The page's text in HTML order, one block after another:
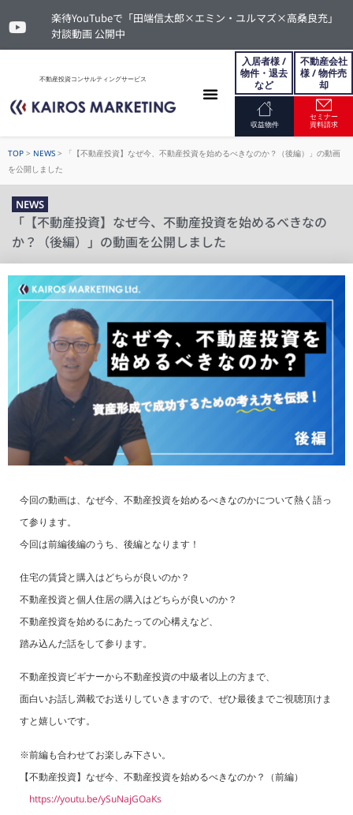
楽待YouTubeで「田端信太郎×エミン・ユルマズ×高桑良充」
対談動画 公開中
不動産投資コンサルティングサービス
入居者様 /
物件・退去
など
不動産会社
様 / 物件売
却
収益物件
セミナー
資料請求
TOP > NEWS >
「【不動産投資】なぜ今、不動産投資を始めるべきなのか？（後編）」の動画
を公開しました
NEWS
「【不動産投資】なぜ今、不動産投資を始めるべきなの
か？（後編）」の動画を公開しました
今回の動画は、なぜ今、不動産投資を始めるべきなのかについて熱く語っ
て参ります。
今回は前編後編のうち、後編となります！
住宅の賃貸と購入はどちらが良いのか？
不動産投資と個人住居の購入はどちらが良いのか？
不動産投資を始めるにあたっての心構えなど、
踏み込んだ話をして参ります。
不動産投資ビギナーから不動産投資の中級者以上の方まで、
面白いお話し満載でお送りしていきますので、ぜひ最後までご視聴頂けま
すと嬉しいです。
※前編も合わせてお楽しみ下さい。
【不動産投資】なぜ今、不動産投資を始めるべきなのか？（前編）
https://youtu.be/ySuNajGOaKs